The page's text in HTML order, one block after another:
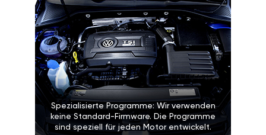
Spezialisierte Programme: Wir verwenden
keine Standard-Firmware. Die Programme
sind speziell für jeden Motor entwickelt.